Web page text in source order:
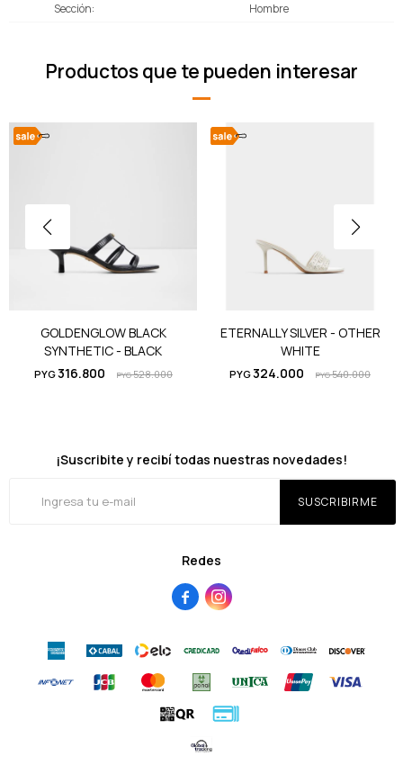
Sección
Hombre
Productos que te pueden interesar
GOLDENGLOW BLACK
SYNTHETIC - BLACK
PYG316.800 PYG528.000
ETERNALLY SILVER - OTHER
WHITE
PYG324.000 PYG540.000
Redes
 
¡Suscribite y recibí todas nuestras novedades!
SUSCRIBIRME